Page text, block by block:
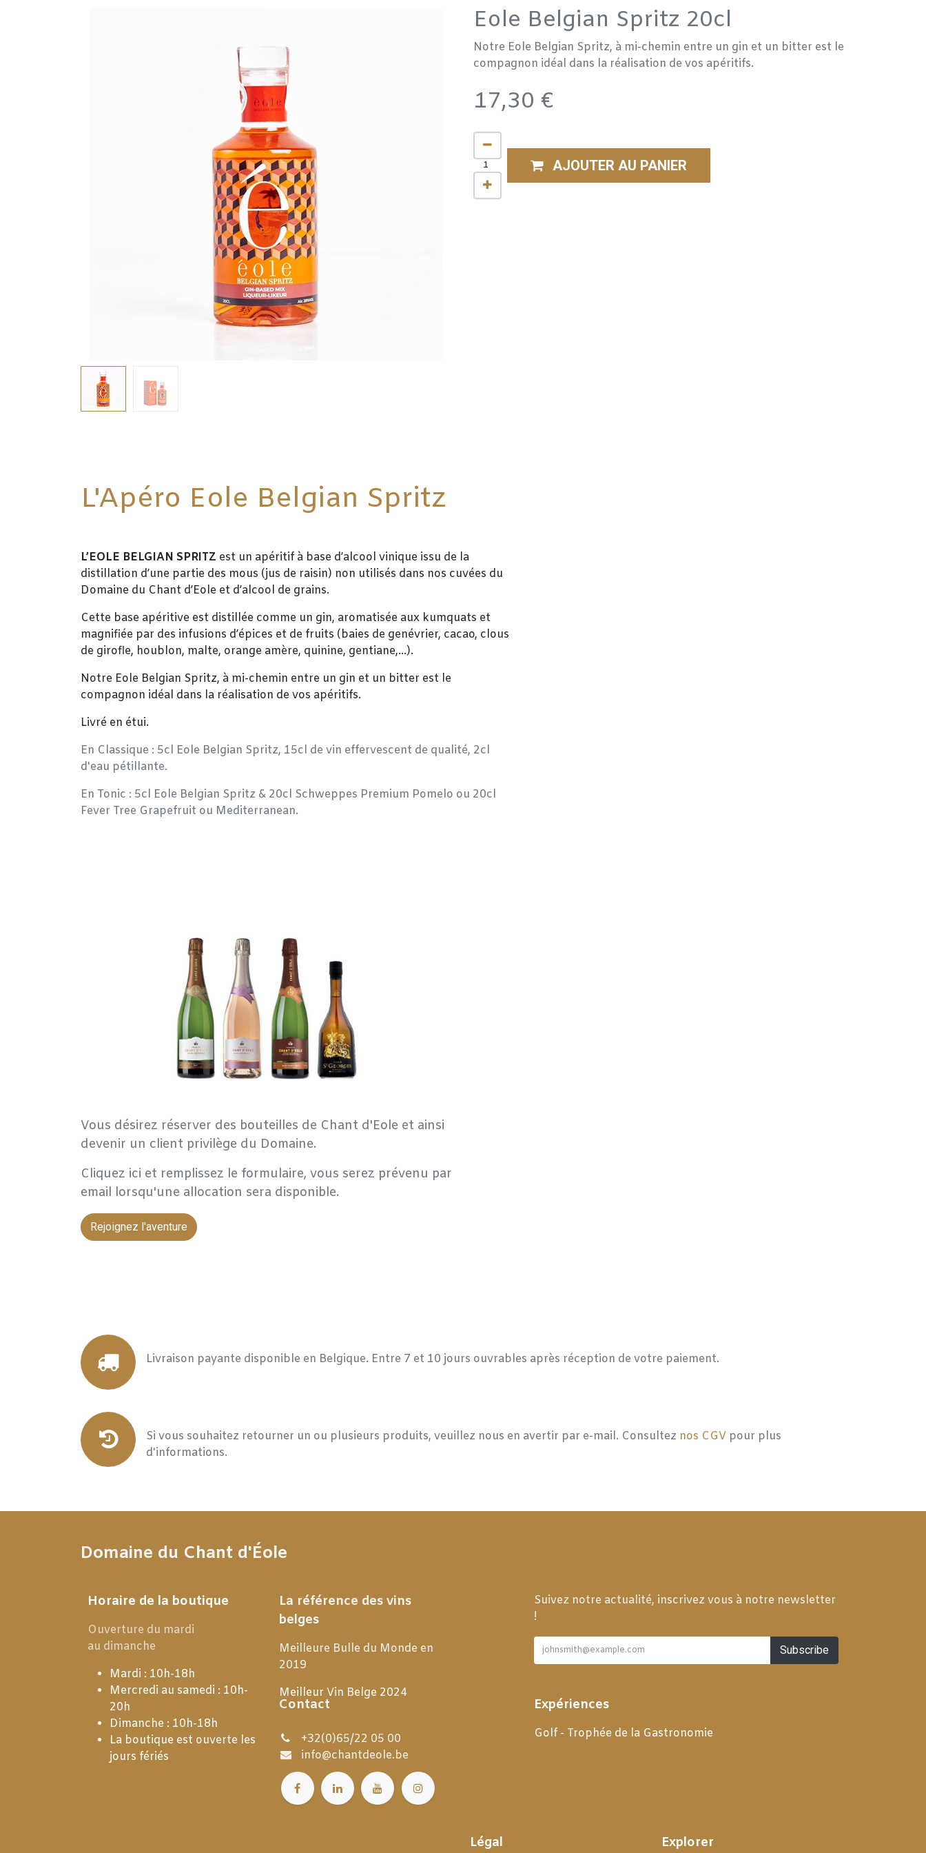
Eole Belgian Spritz 20cl
Notre Eole Belgian Spritz, à mi-chemin entre un gin et un bitter est le
compagnon idéal dans la réalisation de vos apéritifs.
17,30 €
AJOUTER AU PANIER
L'Apéro Eole Belgian Spritz
L’EOLE BELGIAN SPRITZ est un apéritif à base d’alcool vinique issu de la
distillation d’une partie des mous (jus de raisin) non utilisés dans nos cuvées du
Domaine du Chant d’Eole et d’alcool de grains.
Cette base apéritive est distillée comme un gin, aromatisée aux kumquats et
magnifiée par des infusions d’épices et de fruits (baies de genévrier, cacao, clous
de girofle, houblon, malte, orange amère, quinine, gentiane,…).
Notre Eole Belgian Spritz, à mi-chemin entre un gin et un bitter est le
compagnon idéal dans la réalisation de vos apéritifs.
Livré en étui.
En Classique : 5cl Eole Belgian Spritz, 15cl de vin effervescent de qualité, 2cl
d'eau pétillante.
En Tonic : 5cl Eole Belgian Spritz & 20cl Schweppes Premium Pomelo ou 20cl
Fever Tree Grapefruit ou Mediterranean.
Vous désirez réserver des bouteilles de Chant d'Eole et ainsi
devenir un client privilège du Domaine.
Cliquez ici et remplissez le formulaire, vous serez prévenu par
email lorsqu'une allocation sera disponible.
Rejoignez l'aventure
Livraison payante disponible en Belgique. Entre 7 et 10 jours ouvrables après réception de votre paiement.
Si vous souhaitez retourner un ou plusieurs produits, veuillez nous en avertir par e-mail. Consultez nos CGV pour plus
d'informations.
Domaine du Chant d'Éole
Suivez notre actualité, inscrivez vous à notre newsletter
!
Subscribe
Contact
+32(0)65/22 05 00
info@chantdeole.be
Horaire de la boutique
Ouverture du mardi
au dimanche
Mardi : 10h-18h
Mercredi au samedi : 10h-
20h
Dimanche : 10h-18h
La boutique est ouverte les
jours fériés
La référence des vins
belges
Meilleure Bulle du Monde en
2019
Meilleur Vin Belge 2024
Expériences
Golf - Trophée de la Gastronomie
Explorer
Légal